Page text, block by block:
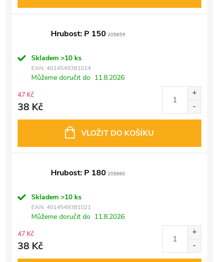
Hrubost: P 150 205659
Skladem >10 ks
EAN: 4014549381014
Můžeme doručit do 11.8.2026
47 Kč
38 Kč
VLOŽIT DO KOŠÍKU
Hrubost: P 180 205660
Skladem >10 ks
EAN: 4014549381021
Můžeme doručit do 11.8.2026
47 Kč
38 Kč